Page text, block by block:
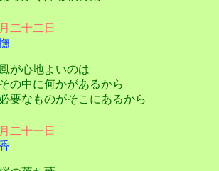
二十二日
が心地よいのは
の中に何かがあるから
要なものがそこにあるから
二十一日